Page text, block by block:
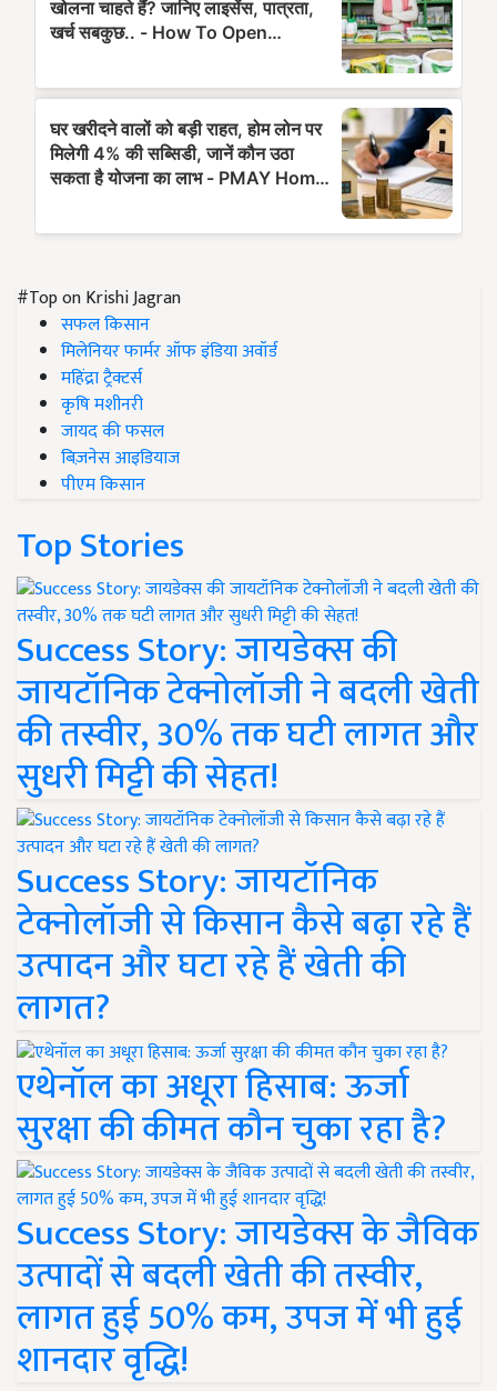
#Top on Krishi Jagran
सफल किसान
मिलेनियर फार्मर ऑफ इंडिया अवॉर्ड
महिंद्रा ट्रैक्टर्स
कृषि मशीनरी
जायद की फसल
बिज़नेस आइडियाज
पीएम किसान
Top Stories
Success Story: जायडेक्स की
जायटॉनिक टेक्नोलॉजी ने बदली खेती
की तस्वीर, 30% तक घटी लागत और
सुधरी मिट्टी की सेहत!
Success Story: जायटॉनिक
टेक्नोलॉजी से किसान कैसे बढ़ा रहे हैं
उत्पादन और घटा रहे हैं खेती की
लागत?
एथेनॉल का अधूरा हिसाब: ऊर्जा
सुरक्षा की कीमत कौन चुका रहा है?
Success Story: जायडेक्स के जैविक
उत्पादों से बदली खेती की तस्वीर,
लागत हुई 50% कम, उपज में भी हुई
शानदार वृद्धि!